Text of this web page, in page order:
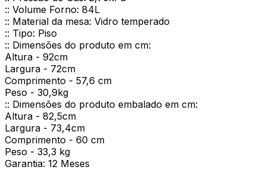
:: Volume Forno: 84L
:: Material da mesa: Vidro temperado
:: Tipo: Piso
:: Dimensões do produto em cm:
Altura - 92cm
Largura - 72cm
Comprimento - 57,6 cm
Peso - 30,9kg
:: Dimensões do produto embalado em cm:
Altura - 82,5cm
Largura - 73,4cm
Comprimento - 60 cm
Peso - 33,3 kg
Garantia: 12 Meses